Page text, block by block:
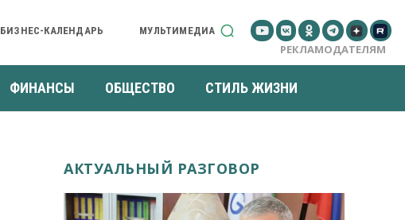
БИЗНЕС-КАЛЕНДАРЬ МУЛЬТИМЕДИА
РЕКЛАМОДАТЕЛЯМ
ФИНАНСЫ ОБЩЕСТВО СТИЛЬ ЖИЗНИ
АКТУАЛЬНЫЙ РАЗГОВОР